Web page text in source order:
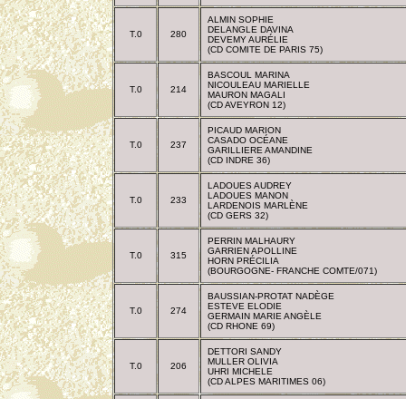
T.0 280
ALMIN SOPHIE
DELANGLE DAVINA
DEVEMY AURÉLIE
(CD COMITE DE PARIS 75)
T.0 214
BASCOUL MARINA
NICOULEAU MARIELLE
MAURON MAGALI
(CD AVEYRON 12)
T.0 237
PICAUD MARION
CASADO OCÉANE
GARILLIERE AMANDINE
(CD INDRE 36)
T.0 233
LADOUES AUDREY
LADOUES MANON
LARDENOIS MARLÈNE
(CD GERS 32)
T.0 315
PERRIN MALHAURY
GARRIEN APOLLINE
HORN PRÉCILIA
(BOURGOGNE- FRANCHE COMTE/071)
T.0 274
BAUSSIAN-PROTAT NADÈGE
ESTEVE ELODIE
GERMAIN MARIE ANGÈLE
(CD RHONE 69)
T.0 206
DETTORI SANDY
MULLER OLIVIA
UHRI MICHELE
(CD ALPES MARITIMES 06)